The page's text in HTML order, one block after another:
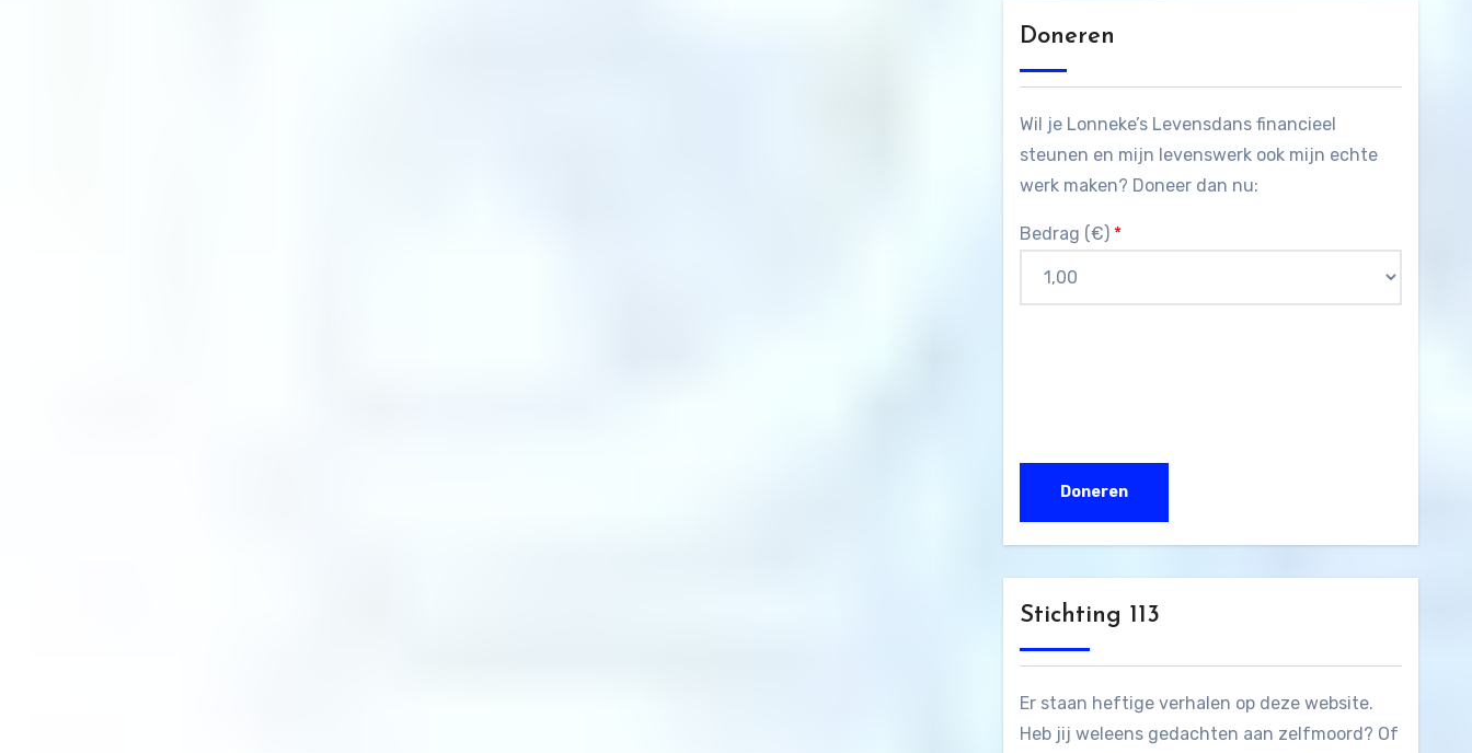
Doneren
Wil je Lonneke’s Levensdans financieel
steunen en mijn levenswerk ook mijn echte
werk maken? Doneer dan nu:
Bedrag (€) *
Stichting 113
Er staan heftige verhalen op deze website.
Heb jij weleens gedachten aan zelfmoord? Of